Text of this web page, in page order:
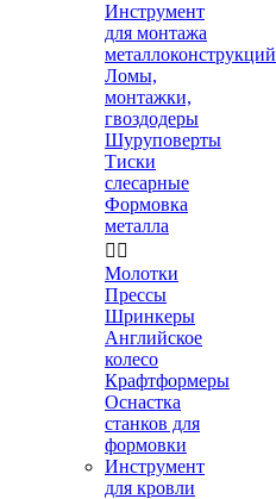
Инструмент
для монтажа
металлоконструкций
Ломы,
монтажки,
гвоздодеры
Шуруповерты
Тиски
слесарные
Формовка
металла
 
Молотки
Прессы
Шринкеры
Английское
колесо
Крафтформеры
Оснастка
станков для
формовки
Инструмент
для кровли